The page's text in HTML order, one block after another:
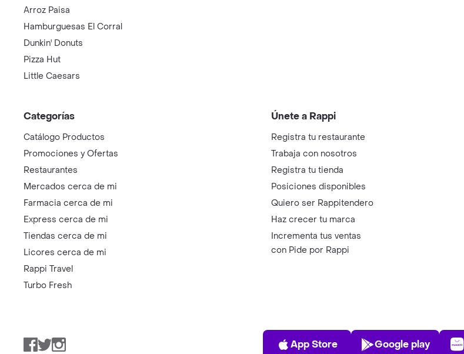
Arroz Paisa
Hamburguesas El Corral
Dunkin' Donuts
Pizza Hut
Little Caesars
Categorías
Catálogo Productos
Promociones y Ofertas
Restaurantes
Mercados cerca de mi
Farmacia cerca de mi
Express cerca de mi
Tiendas cerca de mi
Licores cerca de mi
Rappi Travel
Turbo Fresh
Únete a Rappi
Registra tu restaurante
Trabaja con nosotros
Registra tu tienda
Posiciones disponibles
Quiero ser Rappitendero
Haz crecer tu marca
Incrementa tus ventas
con Pide por Rappi
Facebook
TwitterInstagram
App Store
App Store
Play Store
Google play